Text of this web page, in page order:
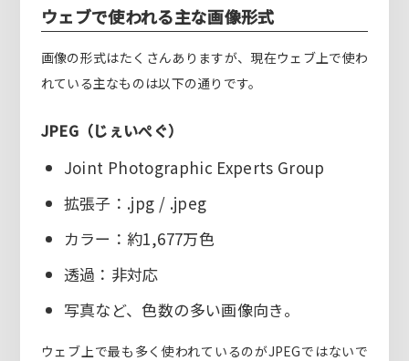
ウェブで使われる主な画像形式
画像の形式はたくさんありますが、現在ウェブ上で使わ
れている主なものは以下の通りです。
JPEG（じぇいぺぐ）
Joint Photographic Experts Group
拡張子：.jpg / .jpeg
カラー：約1,677万色
透過：非対応
写真など、色数の多い画像向き。
ウェブ上で最も多く使われているのがJPEGではないで